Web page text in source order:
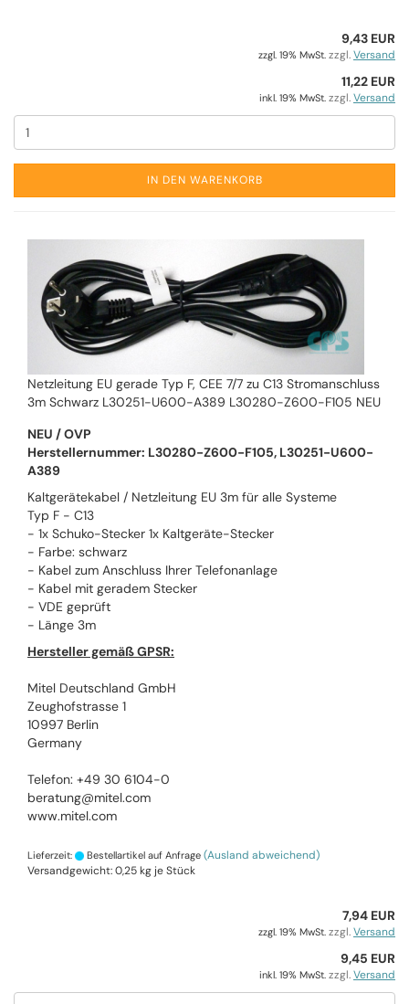
9,43 EUR
zzgl. 19% MwSt. zzgl.Versand
11,22 EUR
inkl. 19% MwSt. zzgl.Versand
IN DEN WARENKORB
Netzleitung EU gerade Typ F, CEE 7/7 zu C13 Stromanschluss
3m Schwarz L30251-U600-A389 L30280-Z600-F105 NEU
NEU / OVP
Herstellernummer: L30280-Z600-F105, L30251-U600-
A389
Kaltgerätekabel / Netzleitung EU 3m für alle Systeme
Typ F - C13
- 1x Schuko-Stecker 1x Kaltgeräte-Stecker
- Farbe: schwarz
- Kabel zum Anschluss Ihrer Telefonanlage
- Kabel mit geradem Stecker
- VDE geprüft
- Länge 3m
Hersteller gemäß GPSR:
Mitel Deutschland GmbH
Zeughofstrasse 1
10997 Berlin
Germany
Telefon: +49 30 6104-0
beratung@mitel.com
www.mitel.com
Lieferzeit: Bestellartikel auf Anfrage (Ausland abweichend)
Versandgewicht:0,25kg je Stück
7,94 EUR
zzgl. 19% MwSt. zzgl.Versand
9,45 EUR
inkl. 19% MwSt. zzgl.Versand